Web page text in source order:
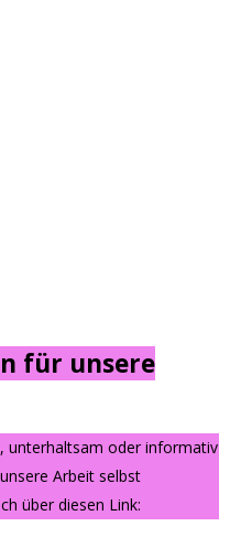
für unsere
unterhaltsam oder informativ
Arbeit selbst
über diesen Link: